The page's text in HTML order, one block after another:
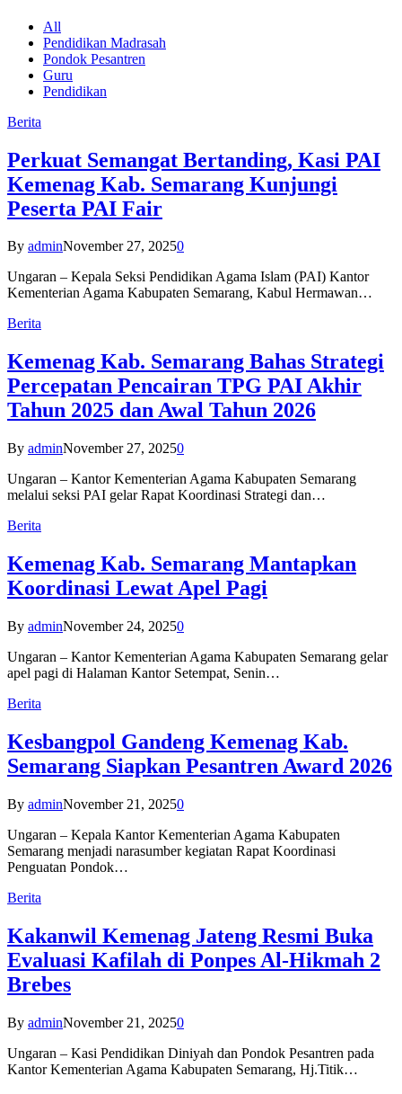
All
Pendidikan Madrasah
Pondok Pesantren
Guru
Pendidikan
Berita
Perkuat Semangat Bertanding, Kasi PAI
Kemenag Kab. Semarang Kunjungi
Peserta PAI Fair
By adminNovember 27, 20250
Ungaran – Kepala Seksi Pendidikan Agama Islam (PAI) Kantor
Kementerian Agama Kabupaten Semarang, Kabul Hermawan…
Berita
Kemenag Kab. Semarang Bahas Strategi
Percepatan Pencairan TPG PAI Akhir
Tahun 2025 dan Awal Tahun 2026
By adminNovember 27, 20250
Ungaran – Kantor Kementerian Agama Kabupaten Semarang
melalui seksi PAI gelar Rapat Koordinasi Strategi dan…
Berita
Kemenag Kab. Semarang Mantapkan
Koordinasi Lewat Apel Pagi
By adminNovember 24, 20250
Ungaran – Kantor Kementerian Agama Kabupaten Semarang gelar
apel pagi di Halaman Kantor Setempat, Senin…
Berita
Kesbangpol Gandeng Kemenag Kab.
Semarang Siapkan Pesantren Award 2026
By adminNovember 21, 20250
Ungaran – Kepala Kantor Kementerian Agama Kabupaten
Semarang menjadi narasumber kegiatan Rapat Koordinasi
Penguatan Pondok…
Berita
Kakanwil Kemenag Jateng Resmi Buka
Evaluasi Kafilah di Ponpes Al-Hikmah 2
Brebes
By adminNovember 21, 20250
Ungaran – Kasi Pendidikan Diniyah dan Pondok Pesantren pada
Kantor Kementerian Agama Kabupaten Semarang, Hj.Titik…